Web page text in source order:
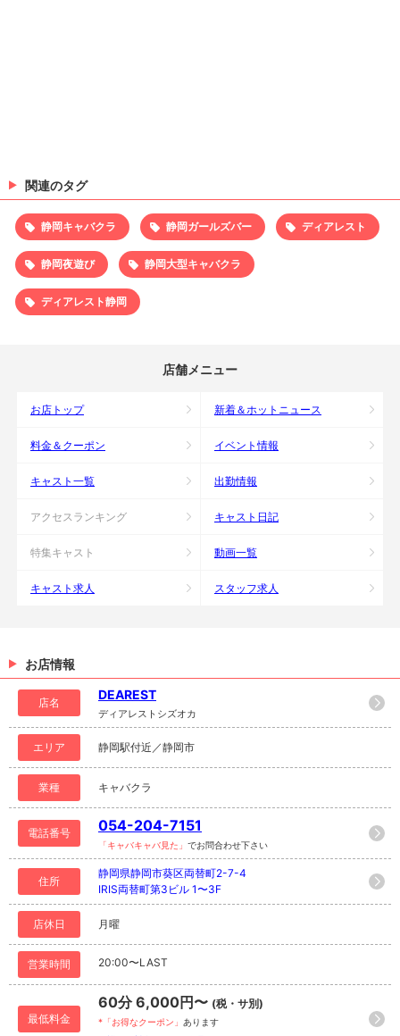
関連のタグ
静岡キャバクラ 静岡ガールズバー ディアレスト
静岡夜遊び 静岡大型キャバクラ
ディアレスト静岡
店舗メニュー
お店トップ 新着＆ホットニュース
料金＆クーポン イベント情報
キャスト一覧 出勤情報
アクセスランキング キャスト日記
特集キャスト 動画一覧
キャスト求人 スタッフ求人
お店情報
店名
DEAREST
ディアレストシズオカ
エリア 静岡駅付近／静岡市
業種 キャバクラ
電話番号 054-204-7151
「キャバキャバ見た」 でお問合わせ下さい
住所
静岡県静岡市葵区両替町2-7-4
IRIS両替町第3ビル 1〜3F
店休日 月曜
営業時間 20:00〜LAST
最低料金
60分 6,000円〜 (税・サ別)
*「お得なクーポン」 あります